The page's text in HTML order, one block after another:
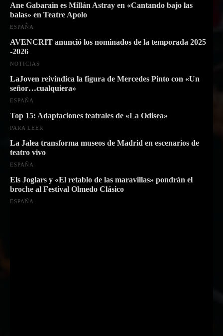
Ane Gabarain es Millán Astray en «Cantando bajo las
balas» en Teatre Apolo
ESPAÑA
AVENCRIT anunció los nominados de la temporada 2025
-2026
NOTICIAS
LaJoven reivindica la figura de Mercedes Pinto con «Un
señor…cualquiera»
ESPAÑA
Top 15: Adaptaciones teatrales de «La Odisea»
PARA LEER
La Jalea transforma museos de Madrid en escenarios de
teatro vivo
ESPAÑA
Els Joglars y «El retablo de las maravillas» pondrán el
broche al Festival Olmedo Clásico
ESPAÑA